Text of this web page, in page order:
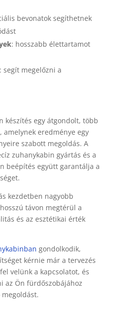
bevonatok segíthetnek
: hosszabb élettartamot
segít megelőzni a
készítés egy átgondolt, több
amelynek eredménye egy
szabott megoldás. A
zuhanykabin gyártás és a
beépítés együtt garantálja a
kezdetben nagyobb
távon megtérül a
és az esztétikai érték
gondolkodik,
kérnie már a tervezés
velünk a kapcsolatot, és
az Ön fürdőszobájához